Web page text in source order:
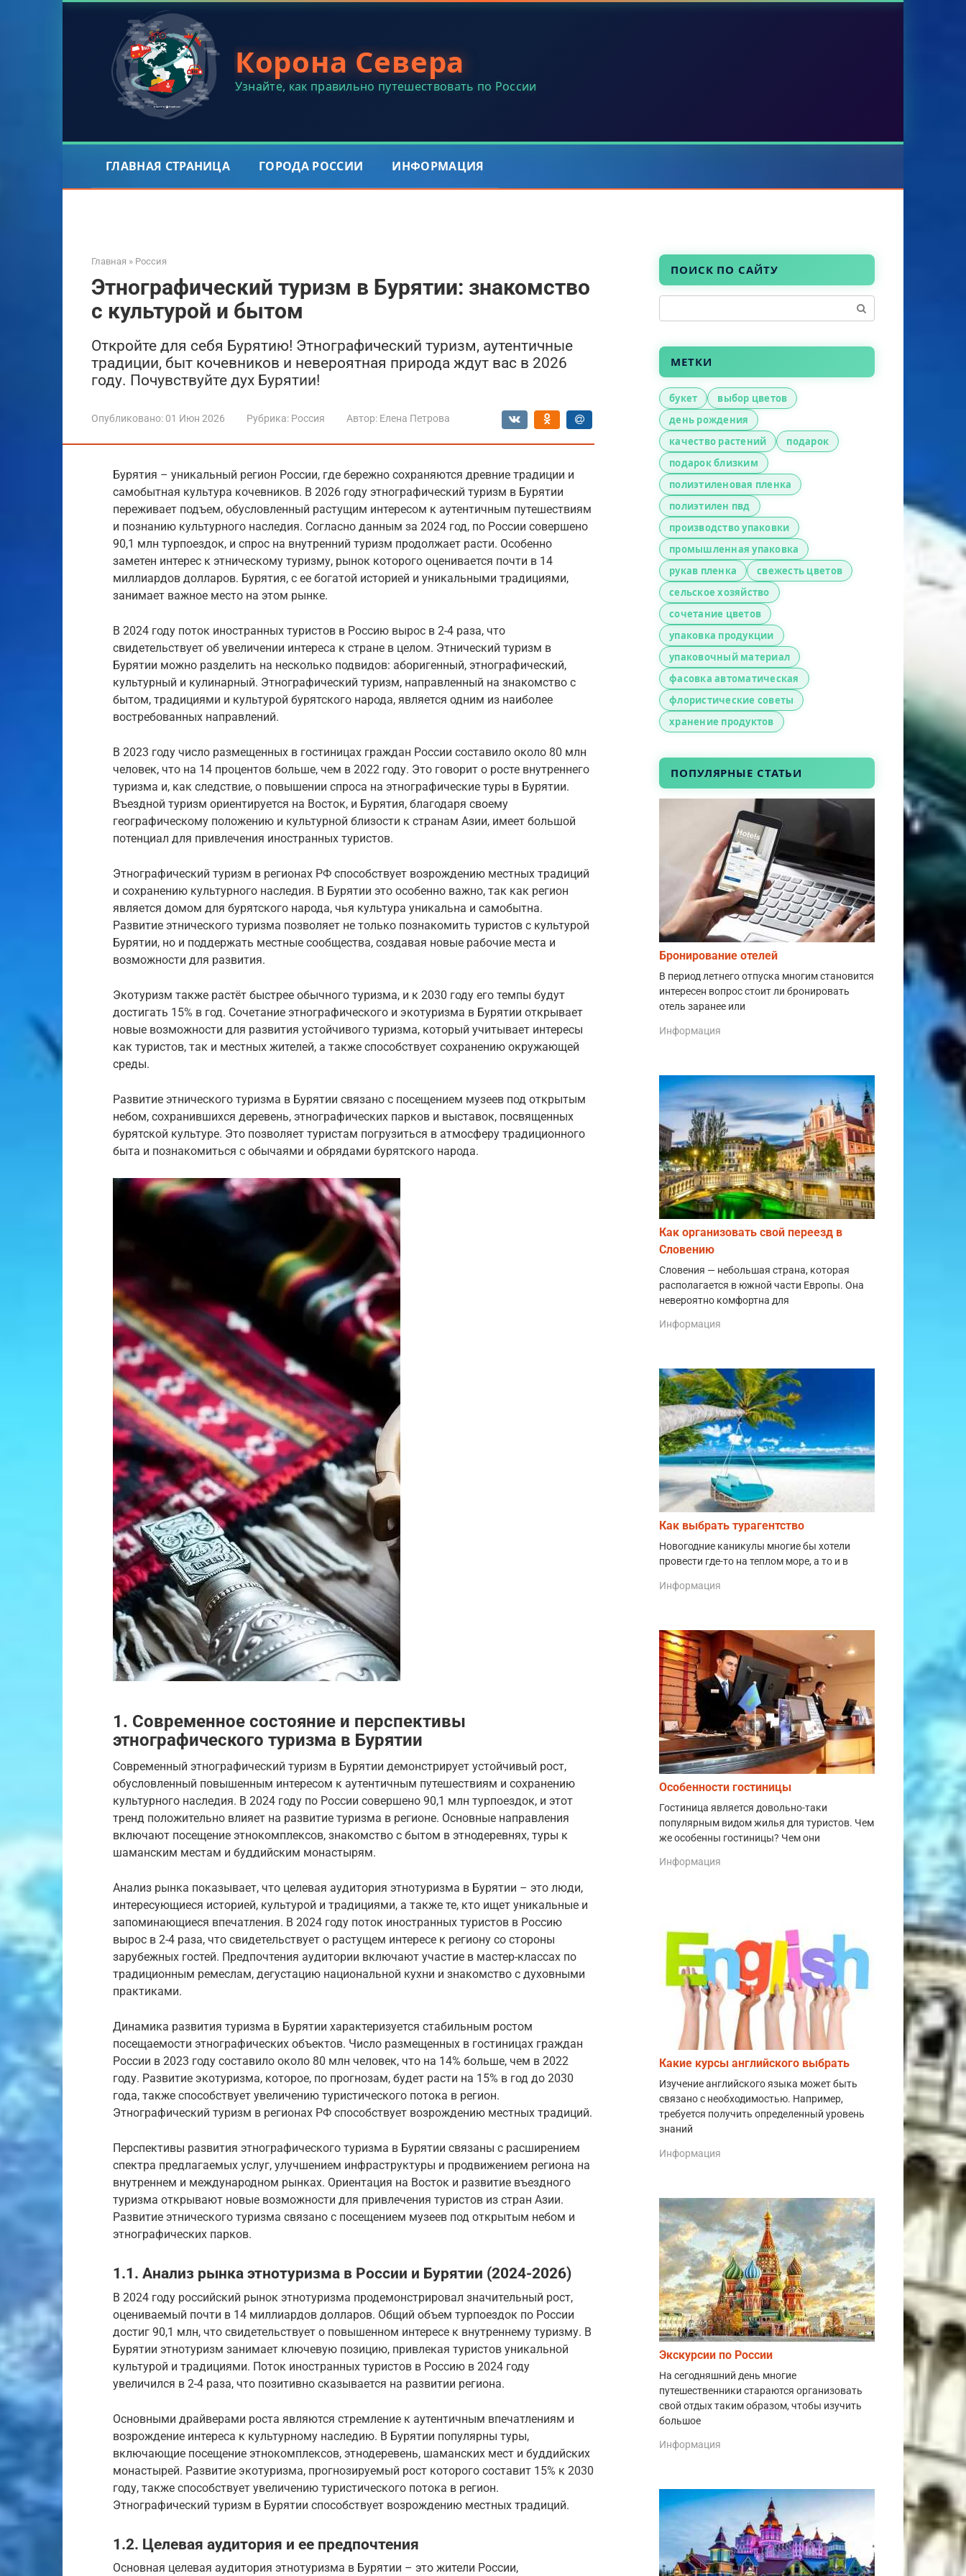
Корона Севера
Узнайте, как правильно путешествовать по России
ГЛАВНАЯ СТРАНИЦА ГОРОДА РОССИИ ИНФОРМАЦИЯ
Главная » Россия
Этнографический туризм в Бурятии: знакомство
с культурой и бытом
Откройте для себя Бурятию! Этнографический туризм, аутентичные
традиции, быт кочевников и невероятная природа ждут вас в 2026
году. Почувствуйте дух Бурятии!
Опубликовано: 01 Июн 2026 Рубрика: Россия Автор: Елена Петрова
Бурятия – уникальный регион России, где бережно сохраняются древние традиции и
самобытная культура кочевников. В 2026 году этнографический туризм в Бурятии
переживает подъем, обусловленный растущим интересом к аутентичным путешествиям
и познанию культурного наследия. Согласно данным за 2024 год, по России совершено
90,1 млн турпоездок, и спрос на внутренний туризм продолжает расти. Особенно
заметен интерес к этническому туризму, рынок которого оценивается почти в 14
миллиардов долларов. Бурятия, с ее богатой историей и уникальными традициями,
занимает важное место на этом рынке.
В 2024 году поток иностранных туристов в Россию вырос в 2-4 раза, что
свидетельствует об увеличении интереса к стране в целом. Этнический туризм в
Бурятии можно разделить на несколько подвидов: аборигенный, этнографический,
культурный и кулинарный. Этнографический туризм, направленный на знакомство с
бытом, традициями и культурой бурятского народа, является одним из наиболее
востребованных направлений.
В 2023 году число размещенных в гостиницах граждан России составило около 80 млн
человек, что на 14 процентов больше, чем в 2022 году. Это говорит о росте внутреннего
туризма и, как следствие, о повышении спроса на этнографические туры в Бурятии.
Въездной туризм ориентируется на Восток, и Бурятия, благодаря своему
географическому положению и культурной близости к странам Азии, имеет большой
потенциал для привлечения иностранных туристов.
Этнографический туризм в регионах РФ способствует возрождению местных традиций
и сохранению культурного наследия. В Бурятии это особенно важно, так как регион
является домом для бурятского народа, чья культура уникальна и самобытна.
Развитие этнического туризма позволяет не только познакомить туристов с культурой
Бурятии, но и поддержать местные сообщества, создавая новые рабочие места и
возможности для развития.
Экотуризм также растёт быстрее обычного туризма, и к 2030 году его темпы будут
достигать 15% в год. Сочетание этнографического и экотуризма в Бурятии открывает
новые возможности для развития устойчивого туризма, который учитывает интересы
как туристов, так и местных жителей, а также способствует сохранению окружающей
среды.
Развитие этнического туризма в Бурятии связано с посещением музеев под открытым
небом, сохранившихся деревень, этнографических парков и выставок, посвященных
бурятской культуре. Это позволяет туристам погрузиться в атмосферу традиционного
быта и познакомиться с обычаями и обрядами бурятского народа.
1. Современное состояние и перспективы
этнографического туризма в Бурятии
Современный этнографический туризм в Бурятии демонстрирует устойчивый рост,
обусловленный повышенным интересом к аутентичным путешествиям и сохранению
культурного наследия. В 2024 году по России совершено 90,1 млн турпоездок, и этот
тренд положительно влияет на развитие туризма в регионе. Основные направления
включают посещение этнокомплексов, знакомство с бытом в этнодеревнях, туры к
шаманским местам и буддийским монастырям.
Анализ рынка показывает, что целевая аудитория этнотуризма в Бурятии – это люди,
интересующиеся историей, культурой и традициями, а также те, кто ищет уникальные и
запоминающиеся впечатления. В 2024 году поток иностранных туристов в Россию
вырос в 2-4 раза, что свидетельствует о растущем интересе к региону со стороны
зарубежных гостей. Предпочтения аудитории включают участие в мастер-классах по
традиционным ремеслам, дегустацию национальной кухни и знакомство с духовными
практиками.
Динамика развития туризма в Бурятии характеризуется стабильным ростом
посещаемости этнографических объектов. Число размещенных в гостиницах граждан
России в 2023 году составило около 80 млн человек, что на 14% больше, чем в 2022
году. Развитие экотуризма, которое, по прогнозам, будет расти на 15% в год до 2030
года, также способствует увеличению туристического потока в регион.
Этнографический туризм в регионах РФ способствует возрождению местных традиций.
Перспективы развития этнографического туризма в Бурятии связаны с расширением
спектра предлагаемых услуг, улучшением инфраструктуры и продвижением региона на
внутреннем и международном рынках. Ориентация на Восток и развитие въездного
туризма открывают новые возможности для привлечения туристов из стран Азии.
Развитие этнического туризма связано с посещением музеев под открытым небом и
этнографических парков.
1.1. Анализ рынка этнотуризма в России и Бурятии (2024-2026)
В 2024 году российский рынок этнотуризма продемонстрировал значительный рост,
оцениваемый почти в 14 миллиардов долларов. Общий объем турпоездок по России
достиг 90,1 млн, что свидетельствует о повышенном интересе к внутреннему туризму. В
Бурятии этнотуризм занимает ключевую позицию, привлекая туристов уникальной
культурой и традициями. Поток иностранных туристов в Россию в 2024 году
увеличился в 2-4 раза, что позитивно сказывается на развитии региона.
Основными драйверами роста являются стремление к аутентичным впечатлениям и
возрождение интереса к культурному наследию. В Бурятии популярны туры,
включающие посещение этнокомплексов, этнодеревень, шаманских мест и буддийских
монастырей. Развитие экотуризма, прогнозируемый рост которого составит 15% к 2030
году, также способствует увеличению туристического потока в регион.
Этнографический туризм в Бурятии способствует возрождению местных традиций.
1.2. Целевая аудитория и ее предпочтения
Основная целевая аудитория этнотуризма в Бурятии – это жители России,
ПОИСК ПО САЙТУ
МЕТКИ
букет
выбор цветов
день рождения
качество растений
подарок
подарок близким
полиэтиленовая пленка
полиэтилен пвд
производство упаковки
промышленная упаковка
рукав пленка
свежесть цветов
сельское хозяйство
сочетание цветов
упаковка продукции
упаковочный материал
фасовка автоматическая
флористические советы
хранение продуктов
ПОПУЛЯРНЫЕ СТАТЬИ
Бронирование отелей
В период летнего отпуска многим становится
интересен вопрос стоит ли бронировать
отель заранее или
Информация
Как организовать свой переезд в
Словению
Словения — небольшая страна, которая
располагается в южной части Европы. Она
невероятно комфортна для
Информация
Как выбрать турагентство
Новогодние каникулы многие бы хотели
провести где-то на теплом море, а то и в
Информация
Особенности гостиницы
Гостиница является довольно-таки
популярным видом жилья для туристов. Чем
же особенны гостиницы? Чем они
Информация
Какие курсы английского выбрать
Изучение английского языка может быть
связано с необходимостью. Например,
требуется получить определенный уровень
знаний
Информация
Экскурсии по России
На сегодняшний день многие
путешественники стараются организовать
свой отдых таким образом, чтобы изучить
большое
Информация